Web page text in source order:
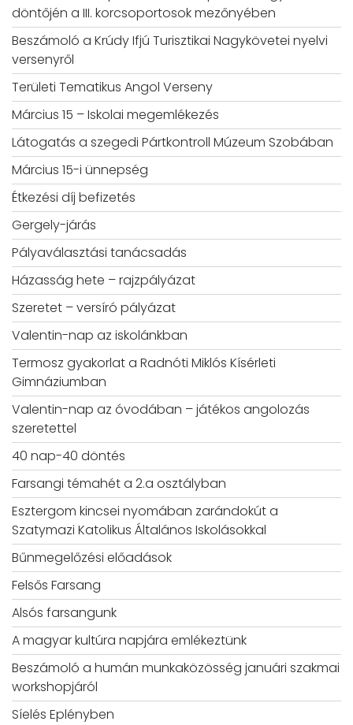
döntőjén a III. korcsoportosok mezőnyében
Beszámoló a Krúdy Ifjú Turisztikai Nagykövetei nyelvi
versenyről
Területi Tematikus Angol Verseny
Március 15 – Iskolai megemlékezés
Látogatás a szegedi Pártkontroll Múzeum Szobában
Március 15-i ünnepség
Étkezési díj befizetés
Gergely-járás
Pályaválasztási tanácsadás
Házasság hete – rajzpályázat
Szeretet – versíró pályázat
Valentin-nap az iskolánkban
Termosz gyakorlat a Radnóti Miklós Kísérleti
Gimnáziumban
Valentin-nap az óvodában – játékos angolozás
szeretettel
40 nap-40 döntés
Farsangi témahét a 2.a osztályban
Esztergom kincsei nyomában zarándokút a
Szatymazi Katolikus Általános Iskolásokkal
Bűnmegelőzési előadások
Felsős Farsang
Alsós farsangunk
A magyar kultúra napjára emlékeztünk
Beszámoló a humán munkaközösség januári szakmai
workshopjáról
Síelés Eplényben